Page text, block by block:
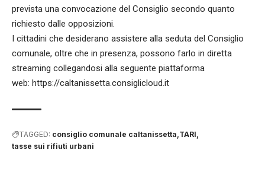
prevista una convocazione del Consiglio secondo quanto
richiesto dalle opposizioni.
I cittadini che desiderano assistere alla seduta del Consiglio
comunale, oltre che in presenza, possono farlo in diretta
streaming collegandosi alla seguente piattaforma
web: https://caltanissetta.consiglicloud.it
TAGGED: consiglio comunale caltanissetta TARI
tasse sui rifiuti urbani